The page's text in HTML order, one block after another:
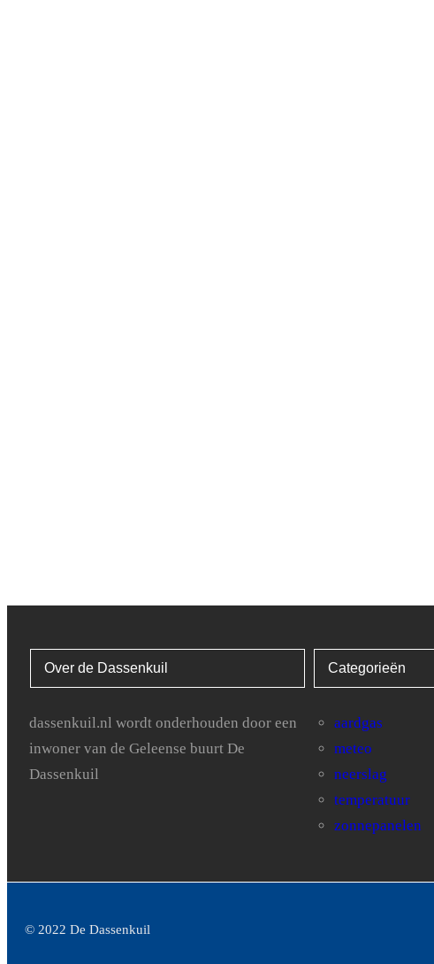
Over de Dassenkuil
dassenkuil.nl wordt onderhouden door een
inwoner van de Geleense buurt De
Dassenkuil
Categorieën
aardgas
meteo
neerslag
temperatuur
zonnepanelen
© 2022 De Dassenkuil